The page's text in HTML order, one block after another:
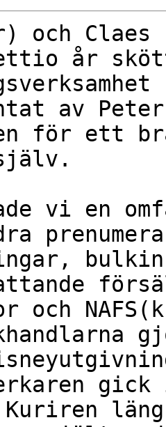
och Claes
år
av
för ett
själv.
vi en
och
gick